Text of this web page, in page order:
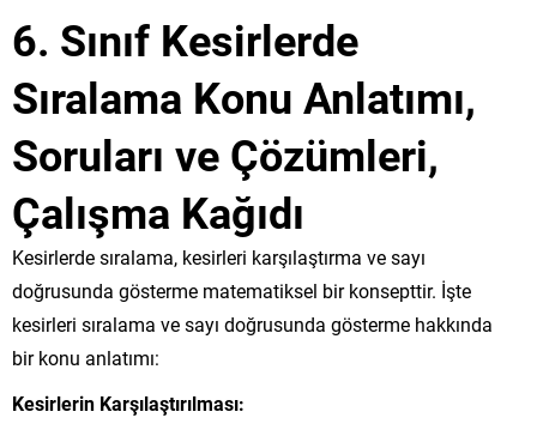
6. Sınıf Kesirlerde
Sıralama Konu Anlatımı,
Soruları ve Çözümleri,
Çalışma Kağıdı
Kesirlerde sıralama, kesirleri karşılaştırma ve sayı
doğrusunda gösterme matematiksel bir konsepttir. İşte
kesirleri sıralama ve sayı doğrusunda gösterme hakkında
bir konu anlatımı:
Kesirlerin Karşılaştırılması: